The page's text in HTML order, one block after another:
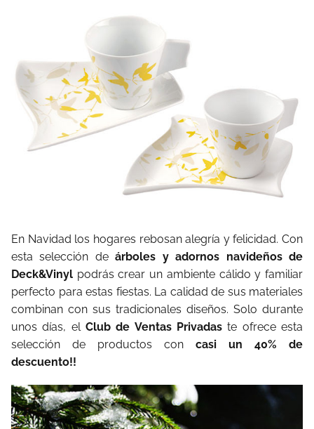
En Navidad los hogares rebosan alegría y felicidad. Con
esta selección deárboles y adornos navideños de
Deck&Vinyl podrás crear un ambiente cálido y familiar
perfecto para estas fiestas. La calidad de sus materiales
combinan con sus tradicionales diseños. Solo durante
unos días, el Club de Ventas Privadas te ofrece esta
selección de productos con casi un 40% de
descuento!!